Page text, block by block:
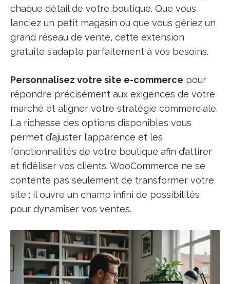
chaque détail de votre boutique. Que vous
lanciez un petit magasin ou que vous gériez un
grand réseau de vente, cette extension
gratuite s’adapte parfaitement à vos besoins.
Personnalisez votre site e-commerce pour
répondre précisément aux exigences de votre
marché et aligner votre stratégie commerciale.
La richesse des options disponibles vous
permet d’ajuster l’apparence et les
fonctionnalités de votre boutique afin d’attirer
et fidéliser vos clients. WooCommerce ne se
contente pas seulement de transformer votre
site ; il ouvre un champ infini de possibilités
pour dynamiser vos ventes.